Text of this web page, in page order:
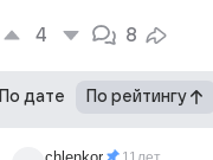
4 8
По дате По рейтингу